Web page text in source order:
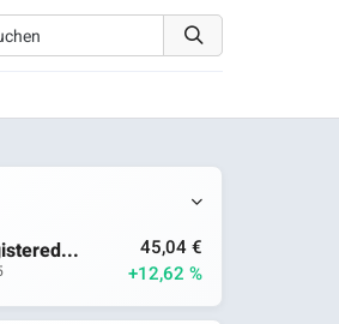
45,04 €
+12,62 %